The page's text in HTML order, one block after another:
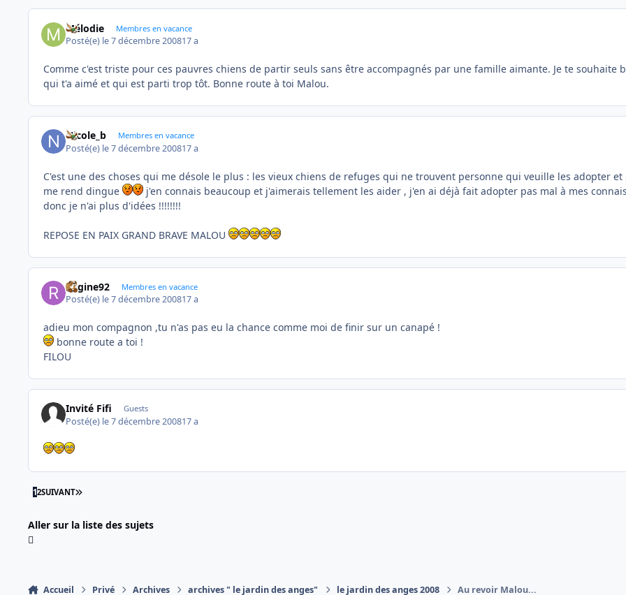
Mélodie Membres en vacance
Posté(e) le 7 décembre 200817 a
Comme c'est triste pour ces pauvres chiens de partir seuls sans être accompagnés par une famille aimante. Je te
qui t'a aimé et qui est parti trop tôt. Bonne route à toi Malou.
Nicole_b Membres en vacance
Posté(e) le 7 décembre 200817 a
C'est une des choses qui me désole le plus : les vieux chiens de refuges qui ne trouvent personne qui veuille les adopter
me rend dingue
j'en connais beaucoup et j'aimerais tellement les aider , j'en ai déjà fait adopter pas mal à mes
donc je n'ai plus d'idées !!!!!!!!
REPOSE EN PAIX GRAND BRAVE MALOU
Regine92 Membres en vacance
Posté(e) le 7 décembre 200817 a
adieu mon compagnon ,tu n'as pas eu la chance comme moi de finir sur un canapé !
bonne route a toi !
FILOU
Invité Fifi Guests
Posté(e) le 7 décembre 200817 a
12SUIVANT DERNIÈRE PAGE
Aller sur la liste des sujets
Accueil Privé Archives archives " le jardin des anges" le jardin des anges 2008 Au revoir Malou...